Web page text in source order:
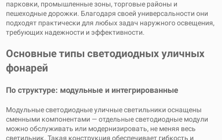
парковки, промышленные зоны, торговые районы и
пешеходные дорожки. Благодаря своей универсальности они
подходят практически для любых задач наружного освещения,
требующих надежности и эффективности.
Основные типы светодиодных уличных
фонарей
По структуре: модульные и интегрированные
Модульные светодиодные уличные светильники оснащены
сменными компонентами — отдельные светодиодные модули
можно обслуживать или модернизировать, не меняя весь
светильник. Такая конструкция обеспечивает гибкость и